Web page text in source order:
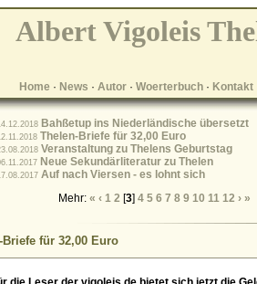
Albert Vigoleis
Home · News · Autor · Woerterbuch · Kontakt
Bahßetup ins Niederländische übersetzt
Thelen-Briefe für 32,00 Euro
Veranstaltung zu Thelens Geburtstag
Neue Sekundärliteratur zu Thelen
Auf nach Viersen - es lohnt sich
Mehr: « ‹ 1 2 [3] 4 5 6 7 8 9 10 11 12 › »
Briefe für 32,00 Euro